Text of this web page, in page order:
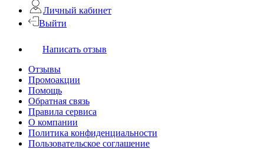
Личный кабинет
Выйти
Написать отзыв
Отзывы
Промоакции
Помощь
Обратная связь
Правила сервиса
О компании
Политика конфиденциальности
Пользовательское соглашение